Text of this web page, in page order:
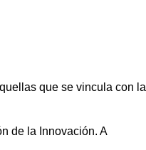
que se vincula con la
de la Innovación. A